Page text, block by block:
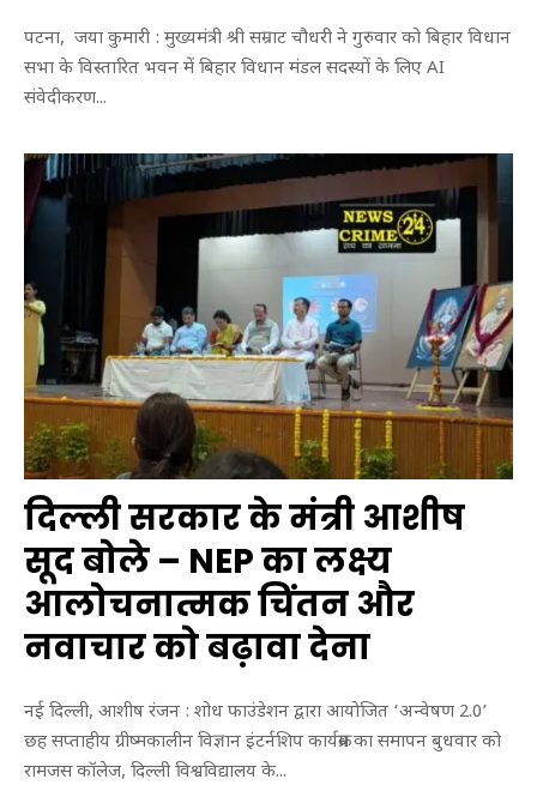
पटना, जया कुमारी : मुख्यमंत्री श्री सम्राट चौधरी ने गुरुवार को बिहार विधान
सभा के विस्तारित भवन में बिहार विधान मंडल सदस्यों के लिए AI
संवेदीकरण...
दिल्ली सरकार के मंत्री आशीष
सूद बोले – NEP का लक्ष्य
आलोचनात्मक चिंतन और
नवाचार को बढ़ावा देना
नई दिल्ली, आशीष रंजन : शोध फाउंडेशन द्वारा आयोजित ‘अन्वेषण 2.0’
छह सप्ताहीय ग्रीष्मकालीन विज्ञान इंटर्नशिप कार्यक्रम का समापन बुधवार को
रामजस कॉलेज, दिल्ली विश्वविद्यालय के...